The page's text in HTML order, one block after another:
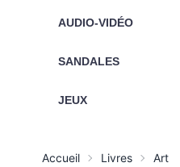
AUDIO-VIDÉO
SANDALES
JEUX
Accueil Livres Art